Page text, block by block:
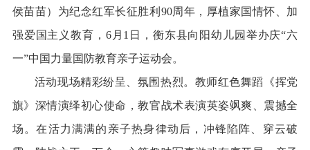
侯苗苗）为纪念红军长征胜利90周年，厚植家国情怀、加
强爱国主义教育，6月1日，衡东县向阳幼儿园举办庆“六
一”中国力量国防教育亲子运动会。
活动现场精彩纷呈、氛围热烈。教师红色舞蹈《挥党
旗》深情演绎初心使命，教官战术表演英姿飒爽、震撼全
场。在活力满满的亲子热身律动后，冲锋陷阵、穿云破